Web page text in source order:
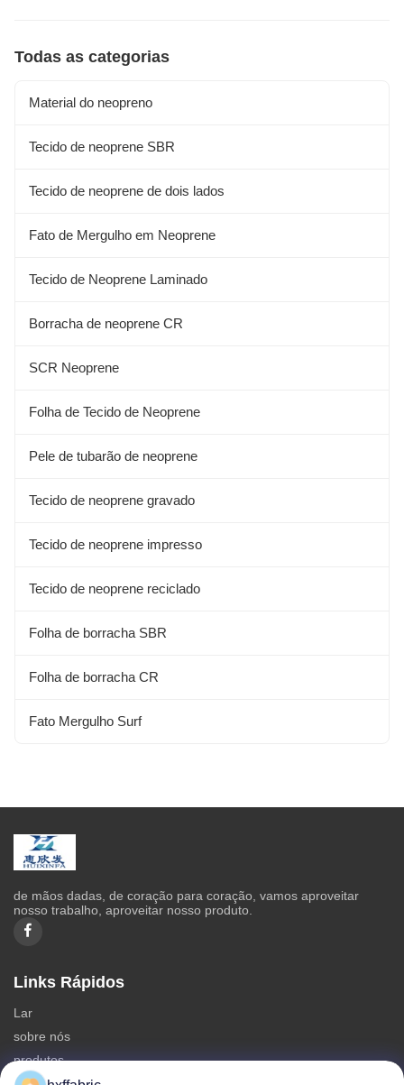
Todas as categorias
Material do neopreno
Tecido de neoprene SBR
Tecido de neoprene de dois lados
Fato de Mergulho em Neoprene
Tecido de Neoprene Laminado
Borracha de neoprene CR
SCR Neoprene
Folha de Tecido de Neoprene
Pele de tubarão de neoprene
Tecido de neoprene gravado
Tecido de neoprene impresso
Tecido de neoprene reciclado
Folha de borracha SBR
Folha de borracha CR
Fato Mergulho Surf
de mãos dadas, de coração para coração, vamos aproveitar
nosso trabalho, aproveitar nosso produto.
Links Rápidos
Lar
sobre nós
produtos